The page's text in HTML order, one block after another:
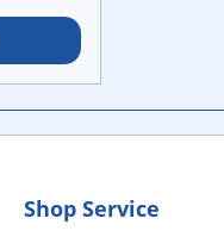
Ihre
Shop Service